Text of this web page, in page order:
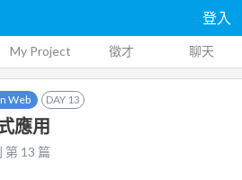
登入
My Project 徵才 聊天
Web DAY 13
應用
第 13 篇